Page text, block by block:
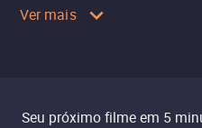
Ver mais
Seu próximo filme em 5